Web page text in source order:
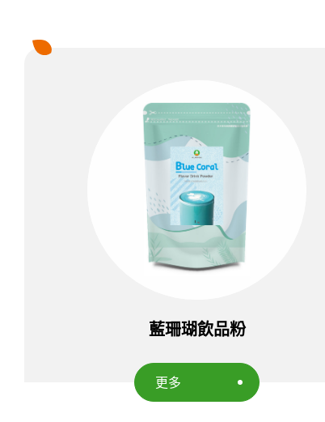
藍珊瑚飲品粉
更多
聯絡我們